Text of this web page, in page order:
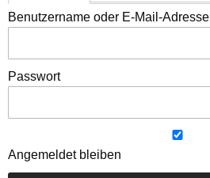
Benutzername oder E-Mail-Adresse
Passwort
Angemeldet bleiben